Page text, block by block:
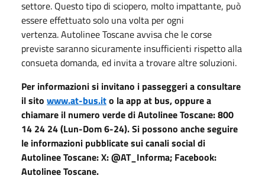
settore. Questo tipo di sciopero, molto impattante, può
essere effettuato solo una volta per ogni
vertenza. Autolinee Toscane avvisa che le corse
previste saranno sicuramente insufficienti rispetto alla
consueta domanda, ed invita a trovare altre soluzioni.
Per informazioni si invitano i passeggeri a consultare
il sito www.at-bus.ito la app at bus, oppure a
chiamare il numero verde di Autolinee Toscane: 800
14 24 24 (Lun-Dom 6-24). Si possono anche seguire
le informazioni pubblicate sui canali social di
Autolinee Toscane: X: @AT_Informa; Facebook:
Autolinee Toscane.